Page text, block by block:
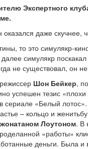
Экспертного
даже
то это симулякр-
симулякр
не существовал,
Шон Бейкер,
успешен тезис
сериале «Белый
– кольцо и
Лоутоном. В
«работы»
деньги. Была